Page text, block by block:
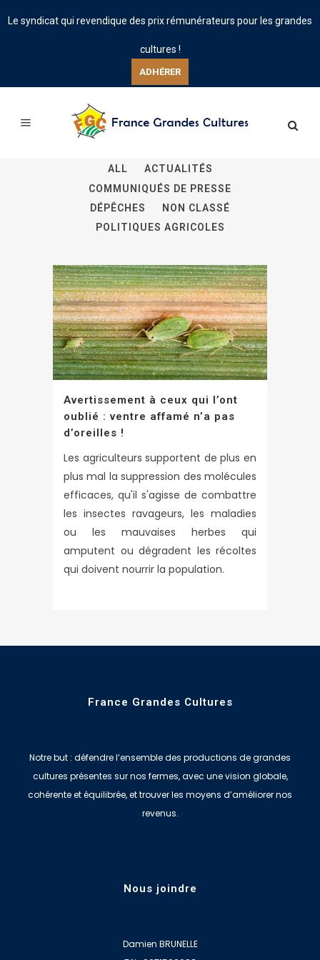
Le syndicat qui revendique des prix rémunérateurs pour les grandes
cultures !
ADHÉRER
ALL
ACTUALITÉS
COMMUNIQUÉS DE PRESSE
DÉPÊCHES
NON CLASSÉ
POLITIQUES AGRICOLES
Avertissement à ceux qui l’ont
oublié : ventre affamé n’a pas
d’oreilles !
Les agriculteurs supportent de plus en
plus mal la suppression des molécules
efficaces, qu'il s'agisse de combattre
les insectes ravageurs, les maladies
ou les mauvaises herbes qui
amputent ou dégradent les récoltes
qui doivent nourrir la population.
France Grandes Cultures
Notre but : défendre l’ensemble des productions de grandes
cultures présentes sur nos fermes, avec une vision globale,
cohérente et équilibrée, et trouver les moyens d’améliorer nos
revenus.
Nous joindre
Damien BRUNELLE